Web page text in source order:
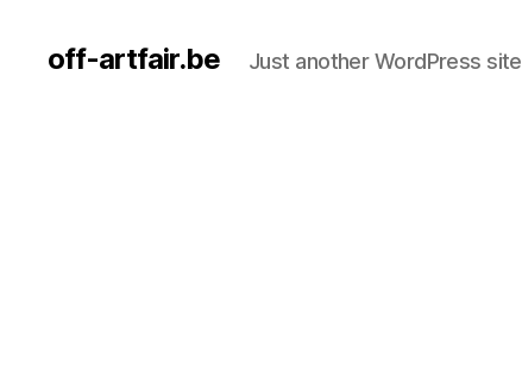
off-artfair.be Just another WordPress site